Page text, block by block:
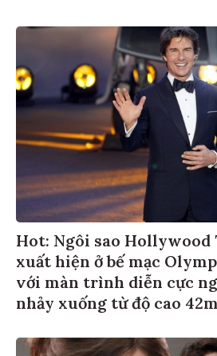
Hot: Ngôi sao Hollywood
xuất hiện ở bế mạc
với màn trình diễn cực
nhảy xuống từ độ cao 42m